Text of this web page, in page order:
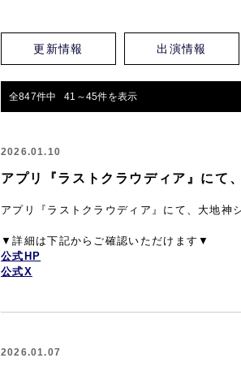
更新情報 出演情報
全847件中 41～45件を表示
2026.01.10
アプリ『ラストクラウディア』にて
アプリ『ラストクラウディア』にて、大地神
▼詳細は下記からご確認いただけます▼
公式HP
公式X
2026.01.07